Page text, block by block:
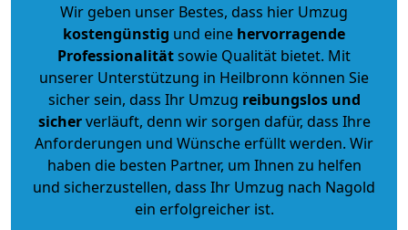
Wir geben unser Bestes, dass hier Umzug
kostengünstig und eine hervorragende
Professionalitätsowie Qualität bietet. Mit
unserer Unterstützung in Heilbronn können Sie
sicher sein, dass Ihr Umzug reibungslos und
sicherverläuft, denn wir sorgen dafür, dass Ihre
Anforderungen und Wünsche erfüllt werden. Wir
haben die besten Partner, um Ihnen zu helfen
und sicherzustellen, dass Ihr Umzug nach Nagold
ein erfolgreicher ist.